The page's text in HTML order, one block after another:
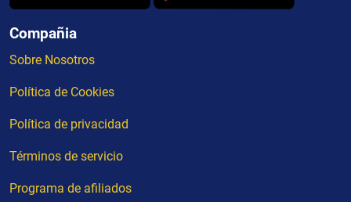
Compañia
Sobre Nosotros
Política de Cookies
Política de privacidad
Términos de servicio
Programa de afiliados